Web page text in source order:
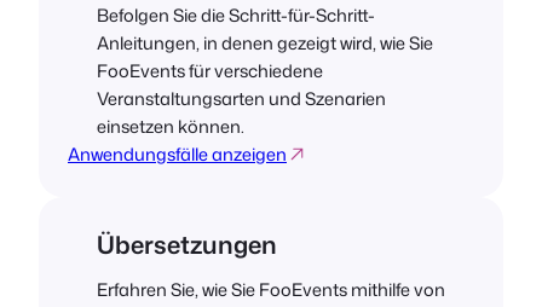
Befolgen Sie die Schritt-für-Schritt-
Anleitungen, in denen gezeigt wird, wie Sie
FooEvents für verschiedene
Veranstaltungsarten und Szenarien
einsetzen können.
Anwendungsfälle anzeigen
Übersetzungen
Erfahren Sie, wie Sie FooEvents mithilfe von